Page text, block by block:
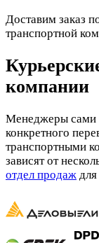
Доставим заказ
транспортной
компании
Менеджеры сами
конкретного
транспортными
зависят от
отдел продаж